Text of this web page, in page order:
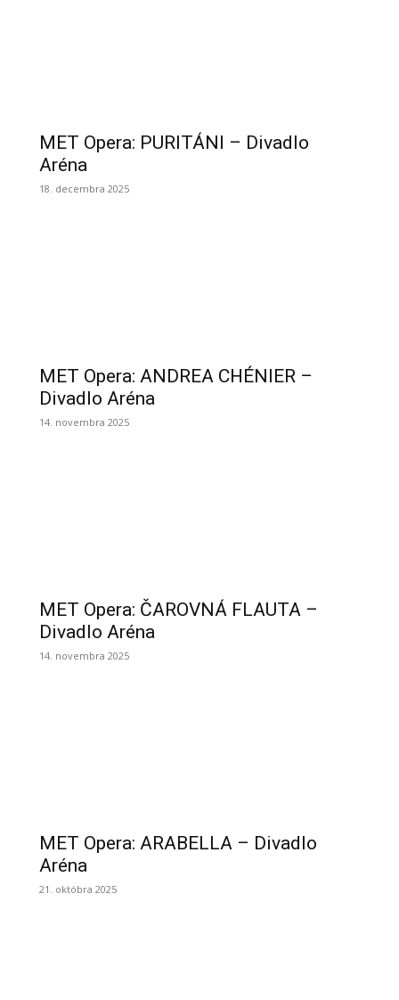
MET Opera: PURITÁNI – Divadlo
Aréna
18. decembra 2025
MET Opera: ANDREA CHÉNIER –
Divadlo Aréna
14. novembra 2025
MET Opera: ČAROVNÁ FLAUTA –
Divadlo Aréna
14. novembra 2025
MET Opera: ARABELLA – Divadlo
Aréna
21. októbra 2025